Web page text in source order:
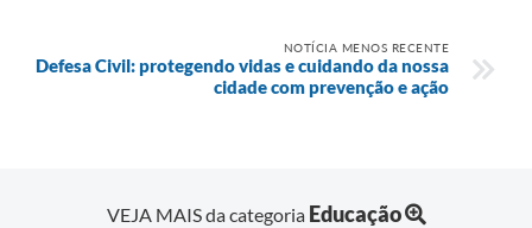
NOTÍCIA MENOS RECENTE
Defesa Civil: protegendo vidas e cuidando da nossa
cidade com prevenção e ação
VEJA MAIS da categoria Educação